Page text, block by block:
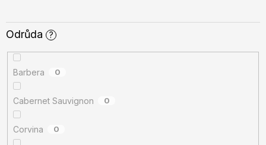
Odrůda ?
Barbera 0
Cabernet Sauvignon 0
Corvina 0